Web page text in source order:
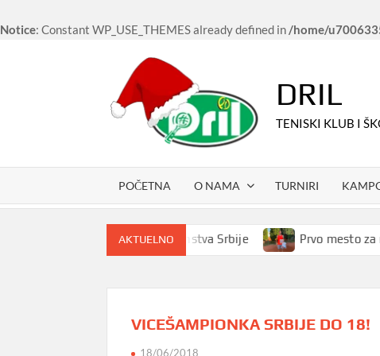
Notice: Constant WP_USE_THEMES already defined in/home/
DRIL
TENISKI KLUB I
POČETNA O NAMA TURNIRI
AKTUELNO
Povednice ekipnog prvenstva Srbije Prvo mesto za
VICEŠAMPIONKA SRBIJE DO 18!
18/06/2018